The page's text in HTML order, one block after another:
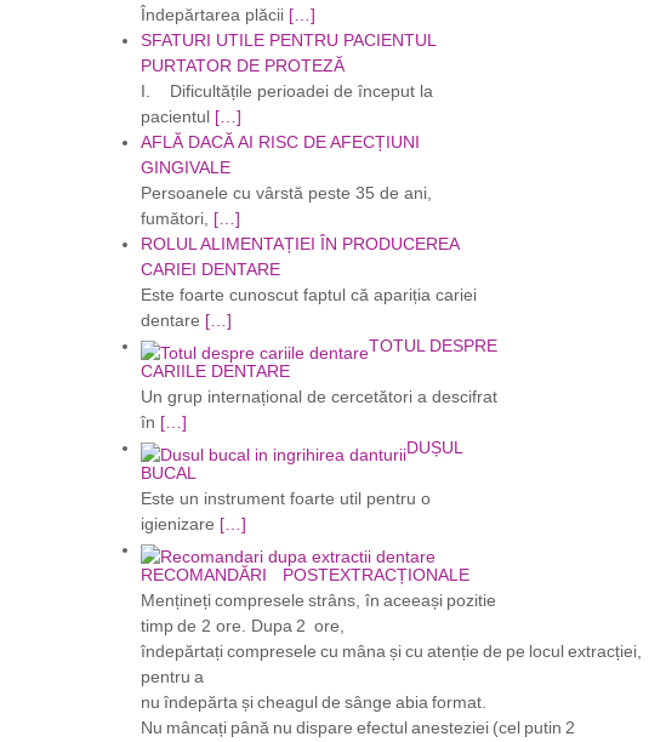
Îndepărtarea plăcii […]
SFATURI UTILE PENTRU PACIENTUL
PURTATOR DE PROTEZĂ
I. Dificultățile perioadei de început la
pacientul […]
AFLĂ DACĂ AI RISC DE AFECȚIUNI
GINGIVALE
Persoanele cu vârstă peste 35 de ani,
fumători, […]
ROLUL ALIMENTAȚIEI ÎN PRODUCEREA
CARIEI DENTARE
Este foarte cunoscut faptul că apariția cariei
dentare […]
TOTUL DESPRE
CARIILE DENTARE
Un grup internațional de cercetători a descifrat
în […]
DUȘUL
BUCAL
Este un instrument foarte util pentru o
igienizare […]
RECOMANDĂRI POSTEXTRACȚIONALE
Mențineți compresele strâns, în aceeași pozitie
timp de 2 ore. Dupa 2 ore,
îndepărtați compresele cu mâna și cu atenție de pe locul extracției,
pentru a
nu îndepărta și cheagul de sânge abia format.
Nu mâncați până nu dispare efectul anesteziei (cel putin 2